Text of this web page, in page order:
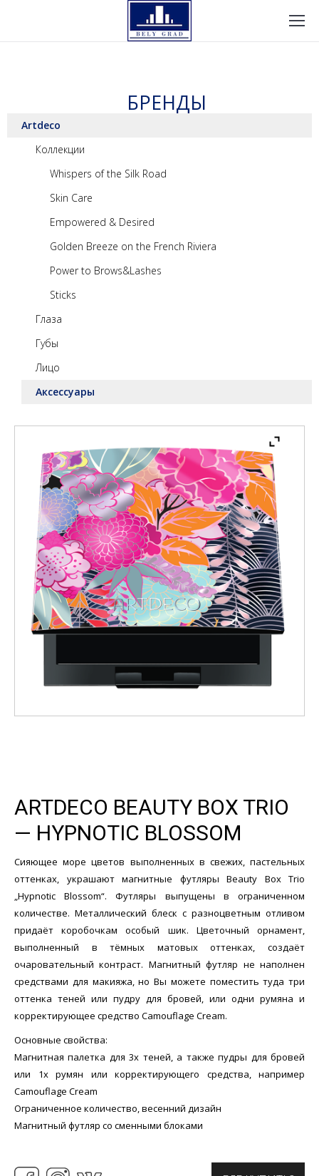
ARTDECO BEAUTY BOX TRIO
— HYPNOTIC BLOSSOM
Сияющее море цветов выполненных в свежих, пастельных
оттенках, украшают магнитные футляры Beauty Box Trio
„Hypnotic Blossom“. Футляры выпущены в ограниченном
количестве. Металлический блеск с разноцветным отливом
придаёт коробочкам особый шик. Цветочный орнамент,
выполненный в тёмных матовых оттенках, создаёт
очаровательный контраст. Магнитный футляр не наполнен
средствами для макияжа, но Вы можете поместить туда три
оттенка теней или пудру для бровей, или одни румяна и
корректирующее средство Camouflage Cream.
Основные свойства:
Магнитная палетка для 3х теней, а также пудры для бровей
или 1х румян или корректирующего средства, например
Camouflage Cream
Ограниченное количество, весенний дизайн
Магнитный футляр со сменными блоками
БРЕНДЫ
Artdeco
Коллекции
Whispers of the Silk Road
Skin Care
Empowered & Desired
Golden Breeze on the French Riviera
Power to Brows&Lashes
Sticks
Глаза
Губы
Лицо
Аксессуары